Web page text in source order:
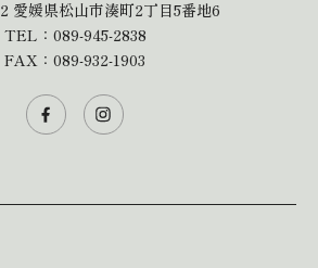
愛媛県松山市湊町2丁目5番地6
TEL： 089-945-2838
FAX：089-932-1903